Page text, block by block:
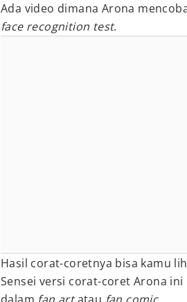
Ada video dimana Arona
face recognition test.
Hasil corat-coretnya bisa kamu
Sensei versi corat-coret Arona